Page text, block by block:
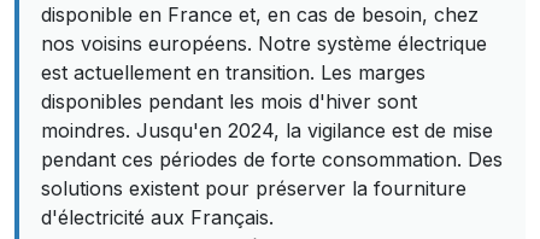
disponible en France et, en cas de besoin, chez
nos voisins européens. Notre système électrique
est actuellement en transition. Les marges
disponibles pendant les mois d'hiver sont
moindres. Jusqu'en 2024, la vigilance est de mise
pendant ces périodes de forte consommation. Des
solutions existent pour préserver la fourniture
d'électricité aux Français.